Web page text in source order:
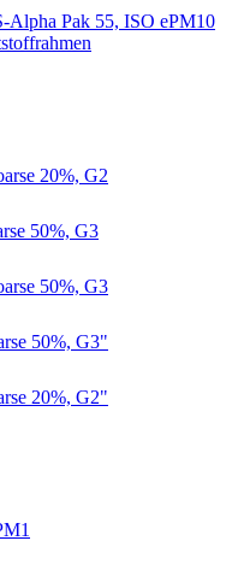
Alpha Pak 55, ISO ePM10
20%, G2
50%, G3
50%, G3
50%, G3"
20%, G2"